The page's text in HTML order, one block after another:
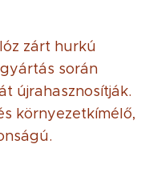
zárt hurkú
során
újrahasznosítják.
környezetkímélő,